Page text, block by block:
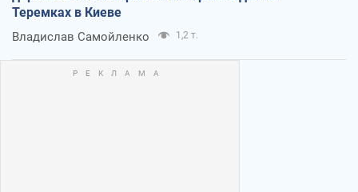
Теремках в Киеве
Владислав Самойленко 1,2 т.